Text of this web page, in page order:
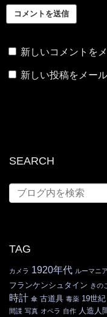
新しいコメントを
新しい投稿をメー
SEARCH
TAG
カメラ 1920年代 ルーマニア
フランケンシュタイン きの
時計 傘 古道具 毒薬 19世紀
間諜 写真 オペラ 自作 人造人